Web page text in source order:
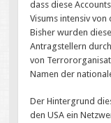
dass diese
Visums intensiv
Bisher wurden
Antragstellern
von
Namen der
Der Hintergrund
den USA ein